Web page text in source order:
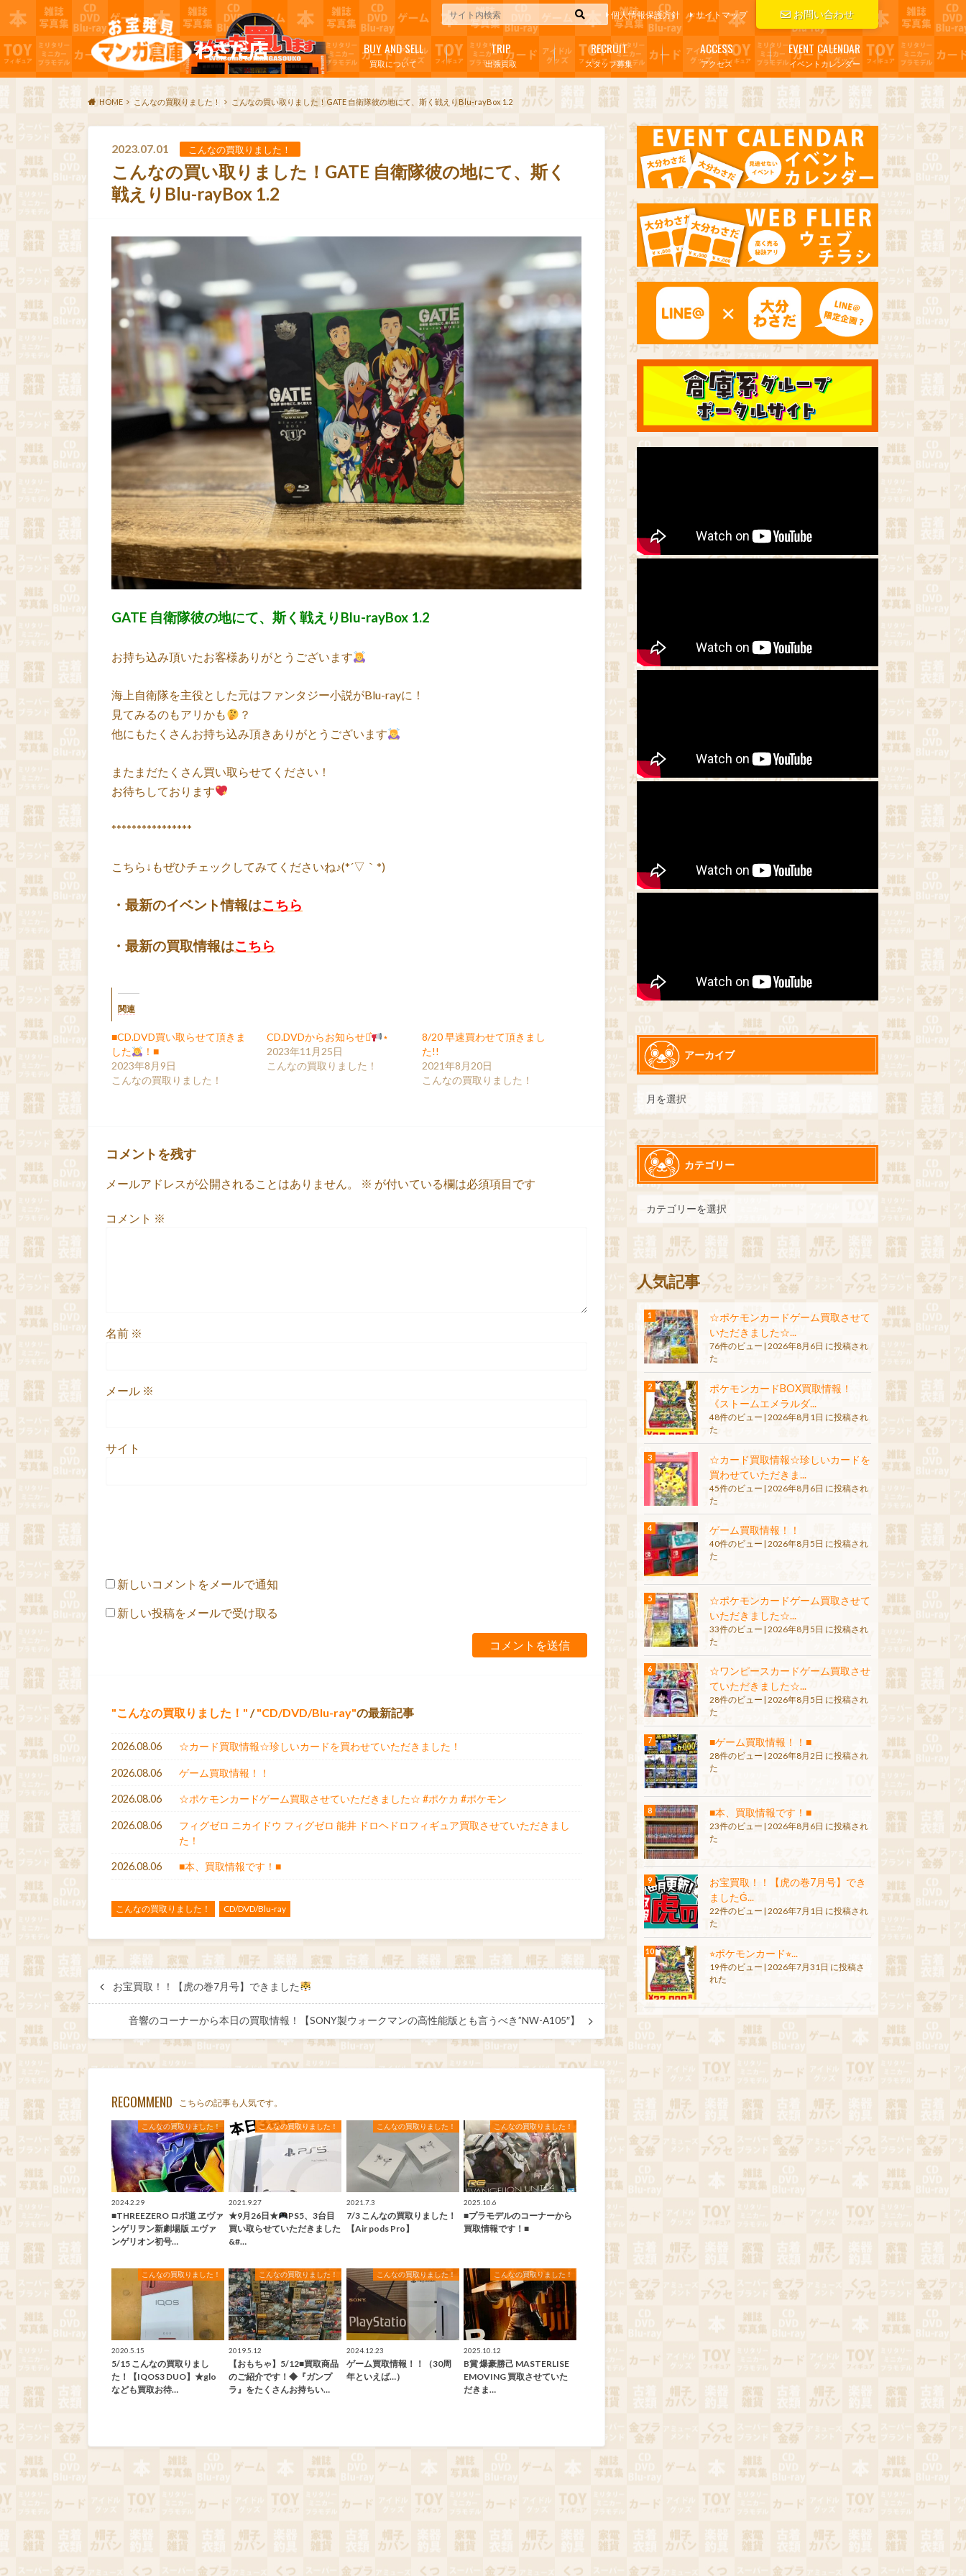
お問い合わせ
個人情報保護方針 サイトマップ
買取について
BUY AND SELL
出張買取
TRIP
スタッフ募集
RECRUIT
アクセス
ACCESS
イベントカレンダー
EVENT CALENDAR
HOME こんなの買取りました！ こんなの買い取りました！GATE 自衛隊彼の地にて、斯く戦えりBlu-rayBox 1.2
2023.07.01 こんなの買取りました！
こんなの買い取りました！GATE 自衛隊彼の地にて、斯く
戦えりBlu-rayBox 1.2
GATE 自衛隊彼の地にて、斯く戦えりBlu-rayBox 1.2
お持ち込み頂いたお客様ありがとうございます
海上自衛隊を主役とした元はファンタジー小説がBlu-rayに！
見てみるのもアリかも
？
他にもたくさんお持ち込み頂きありがとうございます
またまだたくさん買い取らせてください！
お待ちしております
****************
こちら↓もぜひチェックしてみてくださいね♪(*´▽｀*)
・最新のイベント情報はこちら
・最新の買取情報はこちら
関連
■CD.DVD買い取らせて頂きま
した
！■
2023年8月9日
こんなの買取りました！
CD.DVDからお知らせ⋆͛
⋆
2023年11月25日
こんなの買取りました！
8/20 早速買わせて頂きまし
た!!
2021年8月20日
こんなの買取りました！
コメントを残す
メールアドレスが公開されることはありません。 ※ が付いている欄は必須項目です
コメント ※
名前 ※
メール ※
サイト
新しいコメントをメールで通知
新しい投稿をメールで受け取る
こんなの買取りました！ / CD/DVD/Blu-ray の最新記事
2026.08.06 ☆カード買取情報☆珍しいカードを買わせていただきました！
2026.08.06 ゲーム買取情報！！
2026.08.06 ☆ポケモンカードゲーム買取させていただきました☆ #ポケカ #ポケモン
2026.08.06
フィグゼロ ニカイドウ フィグゼロ 能井 ドロヘドロフィギュア買取させていただきまし
た！
2026.08.06 ■本、買取情報です！■
こんなの買取りました！ CD/DVD/Blu-ray
お宝買取！！【虎の巻7月号】できました
音響のコーナーから本日の買取情報！【SONY製ウォークマンの高性能版とも言うべき”NW-A105″】
RECOMMEND こちらの記事も人気です。
こんなの買取りました！
2024.2.29
■THREEZERO ロボ道 ヱヴァ
ンゲリヲン新劇場版 エヴァ
ンゲリオン初号…
こんなの買取りました！
2021.9.27
★9月26日★
PS5、3台目
買い取らせていただきました
&#…
こんなの買取りました！
2021.7.3
7/3 こんなの買取りました！
【Air pods Pro】
こんなの買取りました！
2025.10.6
■プラモデルのコーナーから
買取情報です！■
こんなの買取りました！
2020.5.15
5/15 こんなの買取りまし
た！【IQOS3 DUO】★glo
なども買取お待…
こんなの買取りました！
2019.5.12
【おもちゃ】5/12■買取商品
のご紹介です！◆『ガンプ
ラ』をたくさんお持ちい…
こんなの買取りました！
2024.12.23
ゲーム買取情報！！（30周
年といえば…）
こんなの買取りました！
2025.10.12
B賞 爆豪勝己 MASTERLISE
EMOVING 買取させていた
だきま…
アーカイブ
カテゴリー
人気記事
☆ポケモンカードゲーム買取させて
いただきました☆...
76件のビュー
2026年8月6日 に投稿され
た
ポケモンカードBOX買取情報！
《ストームエメラルダ...
48件のビュー | 2026年8月1日 に投稿され
た
☆カード買取情報☆珍しいカードを
買わせていただきま...
45件のビュー | 2026年8月6日 に投稿され
た
ゲーム買取情報！！
40件のビュー
2026年8月5日 に投稿され
た
☆ポケモンカードゲーム買取させて
いただきました☆...
33件のビュー | 2026年8月5日 に投稿され
た
☆ワンピースカードゲーム買取させ
ていただきました☆...
28件のビュー
2026年8月5日 に投稿され
た
■ゲーム買取情報！！■
28件のビュー | 2026年8月2日 に投稿され
た
■本、買取情報です！■
23件のビュー | 2026年8月6日 に投稿され
た
お宝買取！！【虎の巻7月号】でき
ましたǴ...
22件のビュー
2026年7月1日 に投稿され
た
⭐︎ポケモンカード⭐︎...
19件のビュー | 2026年7月31日 に投稿さ
れた